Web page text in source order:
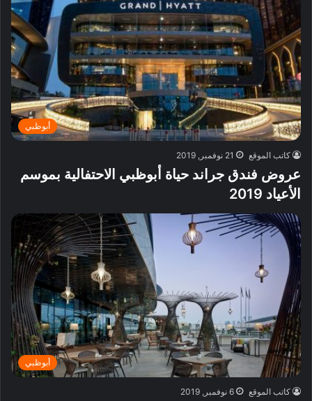
أبوظبي
كاتب الموقع 21 نوفمبر, 2019
عروض فندق جراند حياة أبوظبي الاحتفالية بموسم
الأعياد 2019
أبوظبي
كاتب الموقع 6 نوفمبر, 2019